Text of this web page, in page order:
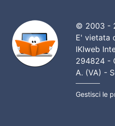
© 2003 -
E' vietata
IKIweb
294824 -
A. (VA) -
Gestisci le